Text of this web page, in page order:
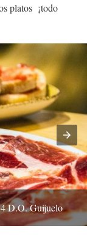
platos ¡todo
D.O. Guijuelo